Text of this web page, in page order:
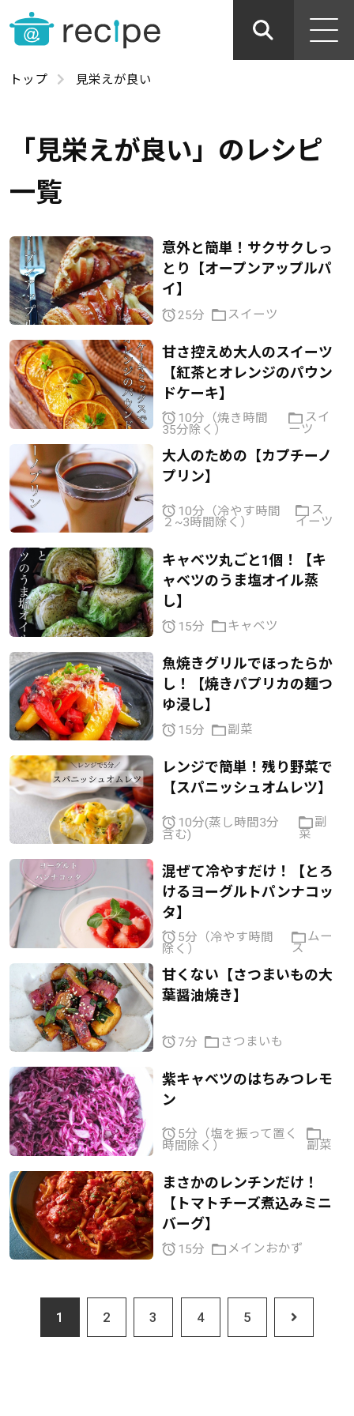
トップ 見栄えが良い
「見栄えが良い」のレシピ
一覧
意外と簡単！サクサクしっ
とり【オープンアップルパ
イ】
25分 スイーツ
甘さ控えめ大人のスイーツ
【紅茶とオレンジのパウン
ドケーキ】
10分（焼き時間
35分除く）
スイ
ーツ
大人のための【カプチーノ
プリン】
10分（冷やす時間
２~3時間除く）
ス
イーツ
キャベツ丸ごと1個！【キ
ャベツのうま塩オイル蒸
し】
15分 キャベツ
魚焼きグリルでほったらか
し！【焼きパプリカの麺つ
ゆ浸し】
15分 副菜
レンジで簡単！残り野菜で
【スパニッシュオムレツ】
10分(蒸し時間3分
含む)
副
菜
混ぜて冷やすだけ！【とろ
けるヨーグルトパンナコッ
タ】
5分（冷やす時間
除く）
ムー
ス
甘くない【さつまいもの大
葉醤油焼き】
7分 さつまいも
紫キャベツのはちみつレモ
ン
5分（塩を振って置く
時間除く）
副菜
まさかのレンチンだけ！
【トマトチーズ煮込みミニ
バーグ】
15分 メインおかず
1 2 3 4 5